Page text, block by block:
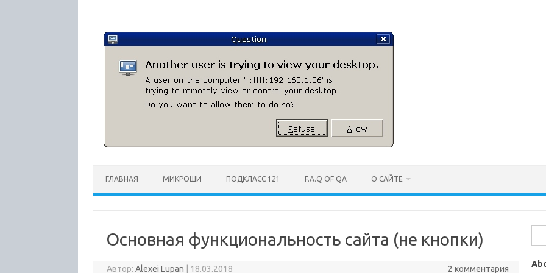
содержимому
ГЛАВНАЯ МИКРОШИ ПОДКЛАСС 121 F.A.Q OF QA О САЙТЕ
Основная функциональность сайта (не кнопки)
Автор:Alexei Lupan 18.03.2018 2 комментария